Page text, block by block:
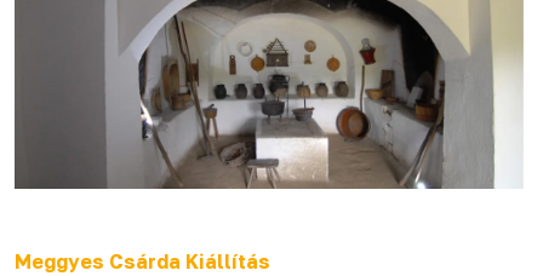
Meggyes Csárda Kiállítás